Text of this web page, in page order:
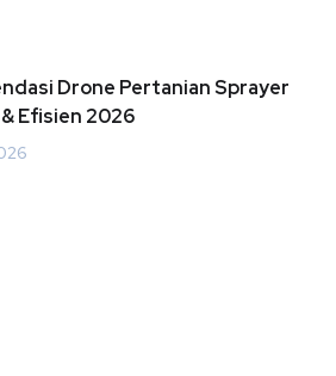
Drone Pertanian Sprayer
Efisien 2026